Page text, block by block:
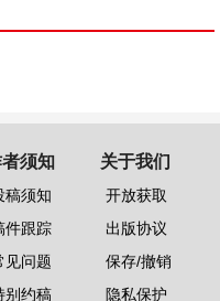
须知
稿须知
件跟踪
见问题
别约稿
关于我们
开放获取
出版协议
保存/撤销
隐私保护